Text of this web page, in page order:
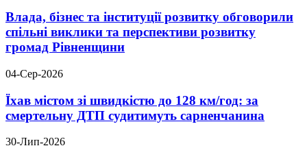
Влада, бізнес та інституції розвитку обговорили
спільні виклики та перспективи розвитку
громад Рівненщини
04-Сер-2026
Їхав містом зі швидкістю до 128 км/год: за
смертельну ДТП судитимуть сарненчанина
30-Лип-2026